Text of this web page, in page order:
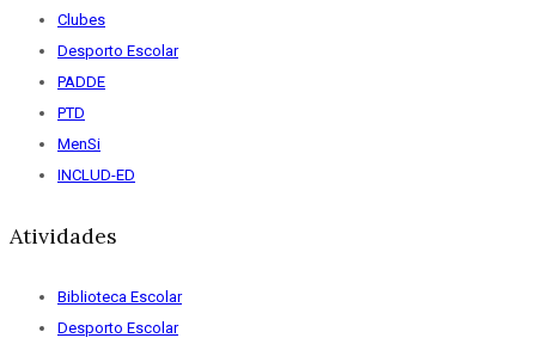
Clubes
Desporto Escolar
PADDE
PTD
MenSi
INCLUD-ED
Atividades
Biblioteca Escolar
Desporto Escolar